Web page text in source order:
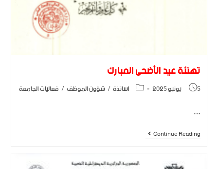
تهنئة عيد الأضحى المبارك
5 يونيو 2025 اساتذة/شؤون الموظف/ فعاليات الجامعة
…
Continue Reading